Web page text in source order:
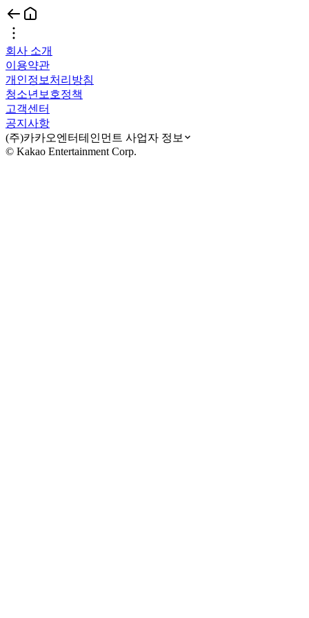
회사 소개
이용약관
개인정보처리방침
청소년보호정책
고객센터
공지사항
(주)카카오엔터테인먼트 사업자 정보
© Kakao Entertainment Corp.